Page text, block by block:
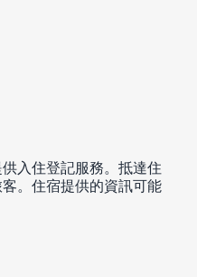
入住登記服務。抵達住
。住宿提供的資訊可能